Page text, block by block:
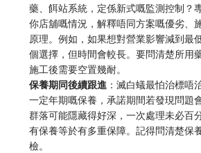
藥、餌站系統，定係新式嘅監測控制？
你店舖嘅情況，解釋唔同方案嘅優劣、
原理。例如，如果想對營業影響減到最
個選擇，但時間會較長。要問清楚所用
施工後需要空置幾耐。
保養期同後續跟進 ：滅白蟻最怕治標唔
一定年期嘅保養，承諾期間若發現問題
群落可能隱藏得好深，一次處理未必百
有保養等於有多重保障。記得問清楚保
檢。